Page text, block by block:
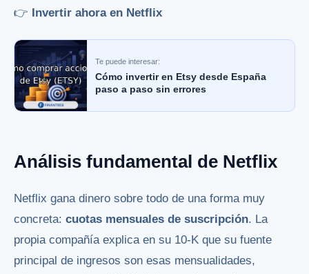
👉 Invertir ahora en Netflix
Te puede interesar:
Cómo invertir en Etsy desde España
paso a paso sin errores
Análisis fundamental de Netflix
Netflix gana dinero sobre todo de una forma muy
concreta: cuotas mensuales de suscripción. La
propia compañía explica en su 10-K que su fuente
principal de ingresos son esas mensualidades,